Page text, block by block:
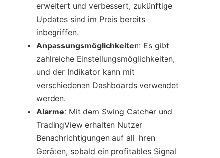
erweitert und verbessert, zukünftige
Updates sind im Preis bereits
inbegriffen.
Anpassungsmöglichkeiten: Es gibt
zahlreiche Einstellungsmöglichkeiten,
und der Indikator kann mit
verschiedenen Dashboards verwendet
werden.
Alarme: Mit dem Swing Catcher und
TradingView erhalten Nutzer
Benachrichtigungen auf all ihren
Geräten, sobald ein profitables Signal